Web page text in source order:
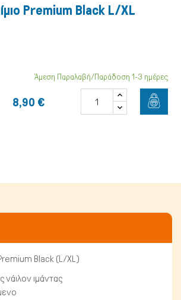
Premium Black L/XL
Άμεση Παραλαβή/Παράδοση 1-3 ημέρες
8,90 €
Black (L/XL)
νάιλον ιμάντας